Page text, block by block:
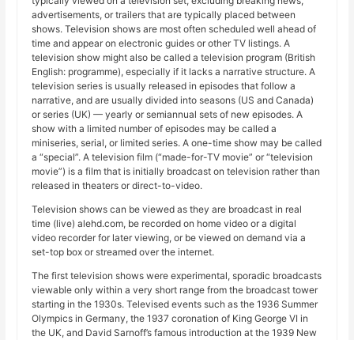
advertisements, or trailers that are typically placed between
shows. Television shows are most often scheduled well ahead of
time and appear on electronic guides or other TV listings. A
television show might also be called a television program (British
English: programme), especially if it lacks a narrative structure. A
television series is usually released in episodes that follow a
narrative, and are usually divided into seasons (US and Canada)
or series (UK) — yearly or semiannual sets of new episodes. A
show with a limited number of episodes may be called a
miniseries, serial, or limited series. A one-time show may be called
a “special”. A television film (“made-for-TV movie” or “television
movie”) is a film that is initially broadcast on television rather than
released in theaters or direct-to-video.
Television shows can be viewed as they are broadcast in real
time (live) alehd.com, be recorded on home video or a digital
video recorder for later viewing, or be viewed on demand via a
set-top box or streamed over the internet.
The first television shows were experimental, sporadic broadcasts
viewable only within a very short range from the broadcast tower
starting in the 1930s. Televised events such as the 1936 Summer
Olympics in Germany, the 1937 coronation of King George VI in
the UK, and David Sarnoff’s famous introduction at the 1939 New